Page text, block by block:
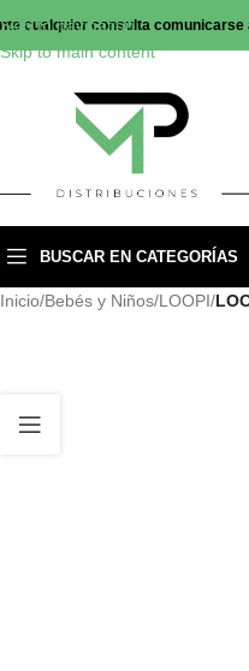
Skip to navigation
Skip to main content
cualquier consulta comunicarse
BUSCAR EN CATEGORÍAS
Inicio/Bebés y Niños/LOOPI/